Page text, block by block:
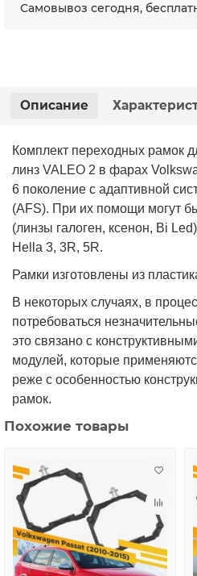
Самовывоз сегодня,
Описание
Комплект переходных рамок
линз VALEO 2 в фарах
6 поколение с адаптивной
(AFS). При их помощи могут
(линзы галоген, ксенон, Bi
Hella 3, 3R, 5R.
Рамки изготовлены из
В некоторых случаях, в
потребоваться
это связано с
модулей, которые
реже с особенностью
рамок.
Похожие товары